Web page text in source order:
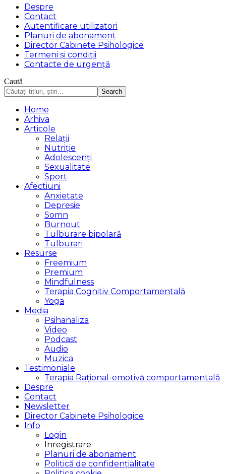
Despre
Contact
Autentificare utilizatori
Planuri de abonament
Director Cabinete Psihologice
Termeni și condiții
Contacte de urgență
Caută
Home
Arhiva
Articole
Relații
Nutriție
Adolescenți
Sexualitate
Sport
Afectiuni
Anxietate
Depresie
Somn
Burnout
Tulburare bipolară
Tulburari
Resurse
Freemium
Premium
Mindfulness
Terapia Cognitiv Comportamentală
Yoga
Media
Psihanaliza
Video
Podcast
Audio
Muzica
Testimoniale
Terapia Rațional-emotivă comportamentală
Despre
Contact
Newsletter
Director Cabinete Psihologice
Info
Login
Inregistrare
Planuri de abonament
Politică de confidențialitate